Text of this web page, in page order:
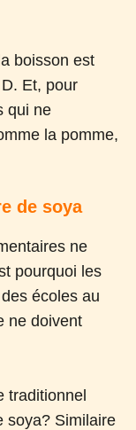
boisson est
Et, pour
qui ne
la pomme,
de soya
ne
pourquoi les
écoles au
ne doivent
traditionnel
soya? Similaire